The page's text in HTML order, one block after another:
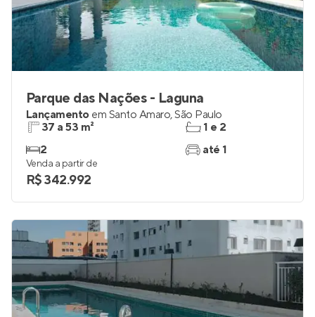
Parque das Nações - Laguna
Lançamento em Santo Amaro,São Paulo
37 a 53 m²
2
1 e 2
até 1
Venda a partir de
R$ 342.992